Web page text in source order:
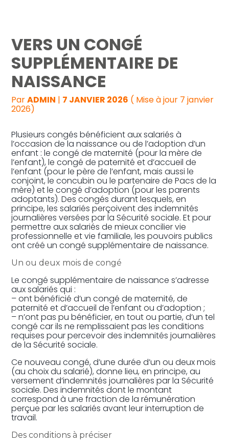
Gestion au quotidien
Pilotage d’entreprise
Audit
VERS UN CONGÉ
SUPPLÉMENTAIRE DE
NAISSANCE
ParADMIN | 7 JANVIER 2026 ( Mise à jour 7 janvier
2026)
Plusieurs congés bénéficient aux salariés à
l’occasion de la naissance ou de l’adoption d’un
enfant : le congé de maternité (pour la mère de
l’enfant), le congé de paternité et d’accueil de
l’enfant (pour le père de l’enfant, mais aussi le
conjoint, le concubin ou le partenaire de Pacs de la
mère) et le congé d’adoption (pour les parents
adoptants). Des congés durant lesquels, en
principe, les salariés perçoivent des indemnités
journalières versées par la Sécurité sociale. Et pour
permettre aux salariés de mieux concilier vie
professionnelle et vie familiale, les pouvoirs publics
ont créé un congé supplémentaire de naissance.
Un ou deux mois de congé
Le congé supplémentaire de naissance s’adresse
aux salariés qui :
– ont bénéficié d’un congé de maternité, de
paternité et d’accueil de l’enfant ou d’adoption ;
– n’ont pas pu bénéficier, en tout ou partie, d’un tel
congé car ils ne remplissaient pas les conditions
requises pour percevoir des indemnités journalières
de la Sécurité sociale.
Ce nouveau congé, d’une durée d’un ou deux mois
(au choix du salarié), donne lieu, en principe, au
versement d’indemnités journalières par la Sécurité
sociale. Des indemnités dont le montant
correspond à une fraction de la rémunération
perçue par les salariés avant leur interruption de
travail.
Des conditions à préciser